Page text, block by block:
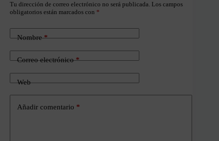
Tu dirección de correo electrónico no será publicada. Los campos
obligatorios están marcados con *
Nombre*
Correo electrónico*
Web
Añadir comentario *